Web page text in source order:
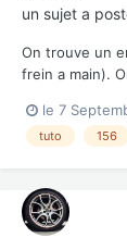
un sujet a
On trouve un
frein a main).
les vis de
le 7
tuto 156